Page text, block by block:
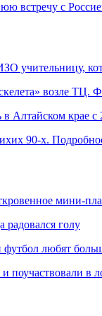
встречу с
учительницу,
возле ТЦ.
Алтайском крае с
90-х.
мини-
радовался голу
любят
поучаствовали в